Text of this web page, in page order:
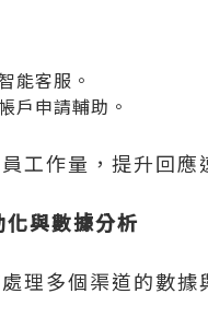
能客服。
戶申請輔助。
工作量，提升回應
與數據分析
理多個渠道的數